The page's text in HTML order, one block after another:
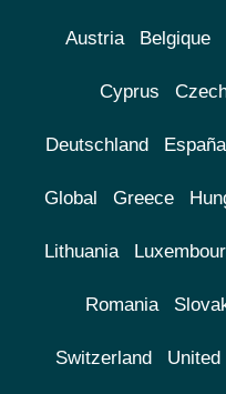
Austria Belgique
Cyprus
Deutschland España
Global Greece
Lithuania
Romania
Switzerland United